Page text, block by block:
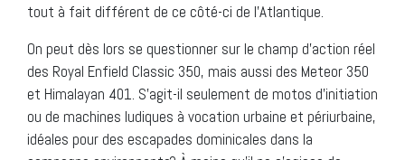
tout à fait différent de ce côté-ci de l’Atlantique.
On peut dès lors se questionner sur le champ d’action réel
des Royal Enfield Classic 350, mais aussi des Meteor 350
et Himalayan 401. S’agit-il seulement de motos d’initiation
ou de machines ludiques à vocation urbaine et périurbaine,
idéales pour des escapades dominicales dans la